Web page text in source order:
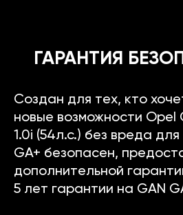
ГАРАНТИЯ
Создан для тех, кто
новые возможности Opel
1.0i (54л.с.) без вреда
GA+ безопасен,
дополнительной
5 лет гарантии на GAN